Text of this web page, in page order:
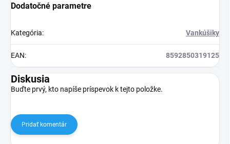
Dodatočné parametre
Kategória: Vankúšiky
EAN: 8592850319125
Diskusia
Buďte prvý, kto napíše príspevok k tejto položke.
Pridať komentár